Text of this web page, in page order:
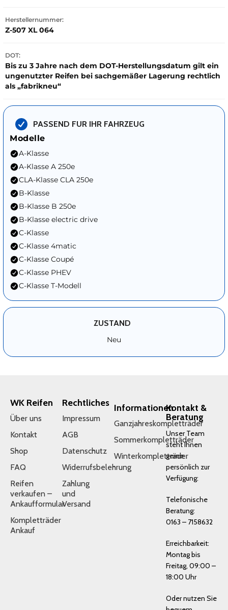
Herstellernummer:
Z-507 XL 064
DOT:
Bis zu 3 Jahre nach dem DOT-Herstellungsdatum gilt ein
ungenutzter Reifen bei sachgemäßer Lagerung rechtlich
als „fabrikneu“
PASSEND FUR IHR FAHRZEUG
Modelle
A-Klasse
A-Klasse A 250e
CLA-Klasse CLA 250e
B-Klasse
B-Klasse B 250e
B-Klasse electric drive
C-Klasse
C-Klasse 4matic
C-Klasse Coupé
C-Klasse PHEV
C-Klasse T-Modell
ZUSTAND
Neu
WK Reifen
Über uns
Kontakt
Shop
FAQ
Reifen
verkaufen –
Ankaufformular
Kompletträder
Ankauf
Rechtliches
Impressum
AGB
Datenschutz
Widerrufsbelehrung
Zahlung
und
Versand
Informationen
Ganzjahreskompletträder
Sommerkompletträder
Winterkompletträder
Kontakt &
Beratung
Unser Team
steht Ihnen
gerne
persönlich zur
Verfügung:
Telefonische
Beratung:
0163 – 7158632
Erreichbarkeit:
Montag bis
Freitag, 09:00 –
18:00 Uhr
Oder nutzen Sie